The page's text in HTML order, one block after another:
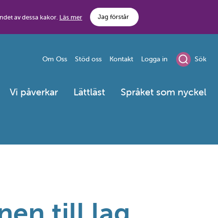
av dessa kakor. Läs mer Jag förstår
Vi påverkar Lättläst Språket som nyckel
Om Oss Stöd oss Kontakt Logga in Sök